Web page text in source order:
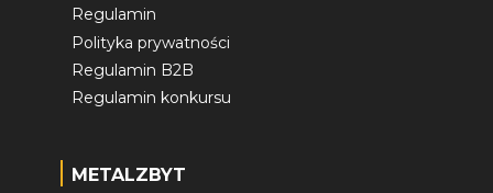
Regulamin
Polityka prywatności
Regulamin B2B
Regulamin konkursu
METALZBYT